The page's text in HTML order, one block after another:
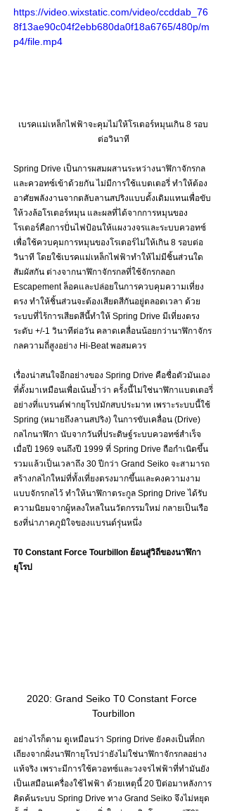
https://video.wixstatic.com/video/ccddab_76
8f13ae90c04f2ebb680da0f18a6765/480p/m
p4/file.mp4
เบรคแม่เหล็กไฟฟ้าจะคุมไม่ให้โรเตอร์หมุนเกิน 8 รอบ
ต่อวินาที
Spring Drive เป็นการผสมผสานระหว่างนาฬิกาจักรกล
และควอทซ์เข้าด้วยกัน ไม่มีการใช้แบตเตอรี่ ทำให้ต้อง
อาศัยพลังงานจากตลับลานสปริงแบบดั้งเดิมแทนเพื่อขับ
ให้วงล้อโรเตอร์หมุน และผลที่ได้จากการหมุนของ
โรเตอร์คือการปั่นไฟป้อนให้แผงวงจรและระบบควอทซ์
เพื่อใช้ควบคุมการหมุนของโรเตอร์ไม่ให้เกิน 8 รอบต่อ
วินาที โดยใช้เบรคแม่เหล็กไฟฟ้าทำให้ไม่มีชิ้นส่วนใด
สัมผัสกัน ต่างจากนาฬิกาจักรกลที่ใช้จักรกลอก
Escapement ล็อคและปล่อยในการควบคุมความเที่ยง
ตรง ทำให้ชิ้นส่วนจะต้องเสียดสีกันอยู่ตลอดเวลา ด้วย
ระบบที่ไร้การเสียดสีนี้ทำให้ Spring Drive มีเที่ยงตรง
ระดับ +/-1 วินาทีต่อวัน คลาดเคลื่อนน้อยกว่านาฬิกาจักร
กลความถี่สูงอย่าง Hi-Beat พอสมควร
เรื่องน่าสนใจอีกอย่างของ Spring Drive คือชื่อตัวมันเอง
ที่ตั้งมาเหมือนเพื่อเน้นย้ำว่า ครั้งนี้ไม่ใช่นาฬิกาแบตเตอรี่
อย่างที่แบรนด์ฟากยุโรปมักสบประมาท เพราะระบบนี้ใช้
Spring (หมายถึงลานสปริง) ในการขับเคลื่อน (Drive)
กลไกนาฬิกา นับจากวันที่ประดิษฐ์ระบบควอทซ์สำเร็จ
เมื่อปี 1969 จนถึงปี 1999 ที่ Spring Drive ถือกำเนิดขึ้น
รวมแล้วเป็นเวลาถึง 30 ปีกว่า Grand Seiko จะสามารถ
สร้างกลไกใหม่ที่ทั้งเที่ยงตรงมากขึ้นและคงความงาม
แบบจักรกลไว้ ทำให้นาฬิกาตระกูล Spring Drive ได้รับ
ความนิยมจากผู้หลงใหลในนวัตกรรมใหม่ กลายเป็นเรือ
ธงที่น่าภาคภูมิใจของแบรนด์รุ่นหนึ่ง
T0 Constant Force Tourbillon ย้อนสู่วิถีของนาฬิกา
ยุโรป
2020: Grand Seiko T0 Constant Force
Tourbillon
อย่างไรก็ตาม ดูเหมือนว่า Spring Drive ยังคงเป็นที่ถก
เถียงจากฝั่งนาฬิกายุโรปว่ายังไม่ใช่นาฬิกาจักรกลอย่าง
แท้จริง เพราะมีการใช้ควอทซ์และวงจรไฟฟ้าที่ทำมันยัง
เป็นเสมือนเครื่องใช้ไฟฟ้า ด้วยเหตุนี้ 20 ปีต่อมาหลังการ
คิดค้นระบบ Spring Drive ทาง Grand Seiko จึงไม่หยุด